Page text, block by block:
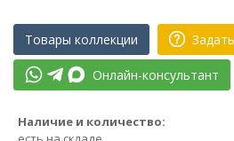
Товары коллекции
Онлайн-консультант
Наличие и количество: